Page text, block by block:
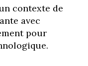
contexte de
avec
pour